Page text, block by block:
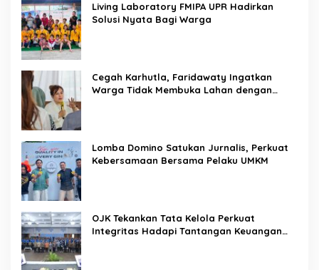
Living Laboratory FMIPA UPR Hadirkan
Solusi Nyata Bagi Warga
Cegah Karhutla, Faridawaty Ingatkan
Warga Tidak Membuka Lahan dengan
Lomba Domino Satukan Jurnalis, Perkuat
Kebersamaan Bersama Pelaku UMKM
OJK Tekankan Tata Kelola Perkuat
Integritas Hadapi Tantangan Keuangan